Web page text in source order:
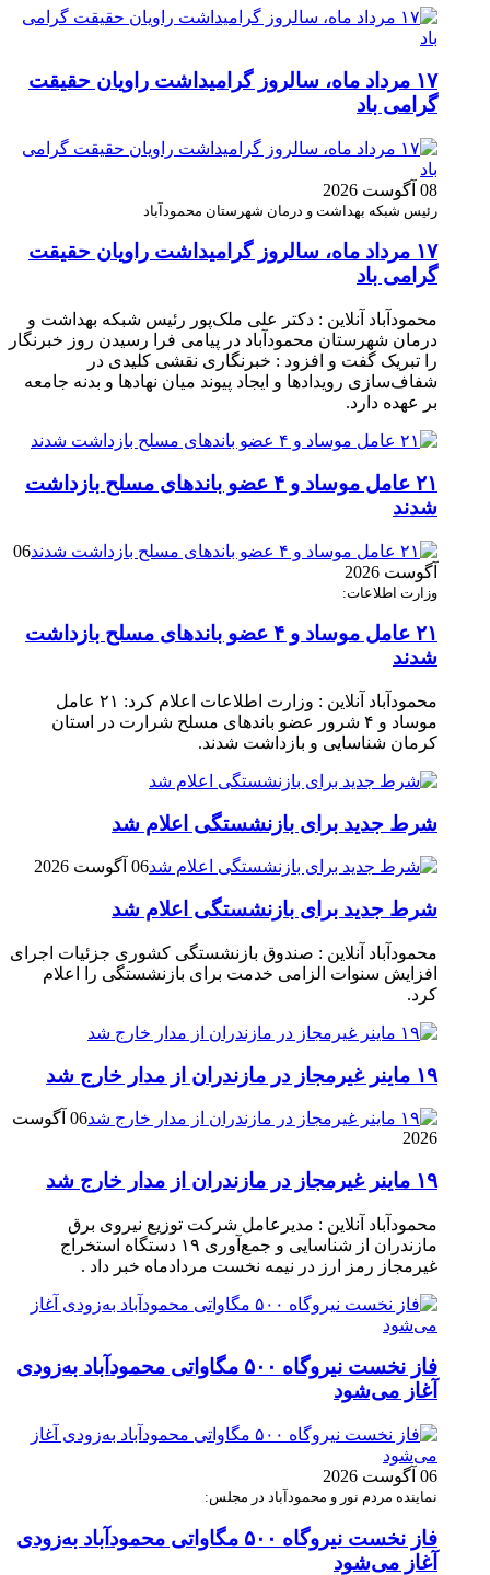
۱۷ مرداد ماه، سالروز گرامیداشت راویان حقیقت
گرامی باد
08 آگوست 2026
رئیس شبکه بهداشت و درمان شهرستان محمودآباد
۱۷ مرداد ماه، سالروز گرامیداشت راویان حقیقت
گرامی باد
محمودآباد آنلاین : دکتر علی ملک‌پور رئیس شبکه بهداشت و
درمان شهرستان محمودآباد در پیامی فرا رسیدن روز خبرنگار
را تبریک گفت و افزود : خبرنگاری نقشی کلیدی در
شفاف‌سازی رویدادها و ایجاد پیوند میان نهادها و بدنه جامعه
بر عهده دارد.
۲۱ عامل موساد و ۴ عضو باند‌های مسلح بازداشت
شدند
06
آگوست 2026
وزارت اطلاعات:
۲۱ عامل موساد و ۴ عضو باند‌های مسلح بازداشت
شدند
محمودآباد آنلاین : وزارت اطلاعات اعلام کرد: ۲۱ عامل
موساد و ۴ شرور عضو باند‌های مسلح شرارت در استان
کرمان شناسایی و بازداشت شدند.
شرط جدید برای بازنشستگی اعلام شد
06 آگوست 2026
شرط جدید برای بازنشستگی اعلام شد
محمودآباد آنلاین : صندوق بازنشستگی کشوری جزئیات اجرای
افزایش سنوات الزامی خدمت برای بازنشستگی را اعلام
کرد.
۱۹ ماینر غیرمجاز در مازندران از مدار خارج شد
06 آگوست
2026
۱۹ ماینر غیرمجاز در مازندران از مدار خارج شد
محمودآباد آنلاین : مدیرعامل شرکت توزیع نیروی برق
مازندران از شناسایی و جمع‌آوری ۱۹ دستگاه استخراج
غیرمجاز رمز ارز در نیمه نخست مردادماه خبر داد .
فاز نخست نیروگاه ۵۰۰ مگاواتی محمودآباد به‌زودی
آغاز می‌شود
06 آگوست 2026
نماینده مردم نور و محمودآباد در مجلس:
فاز نخست نیروگاه ۵۰۰ مگاواتی محمودآباد به‌زودی
آغاز می‌شود